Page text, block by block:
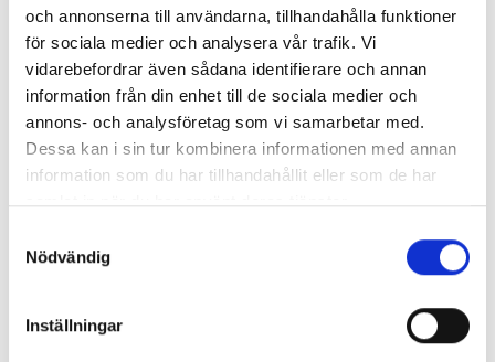
och annonserna till användarna, tillhandahålla funktioner
för sociala medier och analysera vår trafik. Vi
vidarebefordrar även sådana identifierare och annan
information från din enhet till de sociala medier och
annons- och analysföretag som vi samarbetar med.
Dessa kan i sin tur kombinera informationen med annan
information som du har tillhandahållit eller som de har
samlat in när du har använt deras tjänster.
Nödvändig
Inställningar
vadstenaguide@gmail.com
Besök hemsida
Extern bokningslänk
Klostergatan 7, 592 30 Vadstena
Anki Ehnsiö
Egenskaper
Beskrivning